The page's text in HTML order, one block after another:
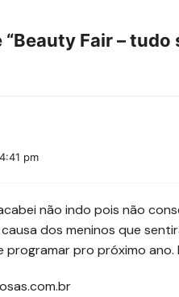
Beauty Fair – tudo
pm
não indo pois não
dos meninos que
programar pro próximo ano.